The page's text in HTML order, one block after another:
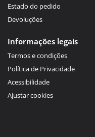
Estado do pedido
Devoluções
Informações legais
Termos e condições
Política de Privacidade
Acessibilidade
Ajustar cookies